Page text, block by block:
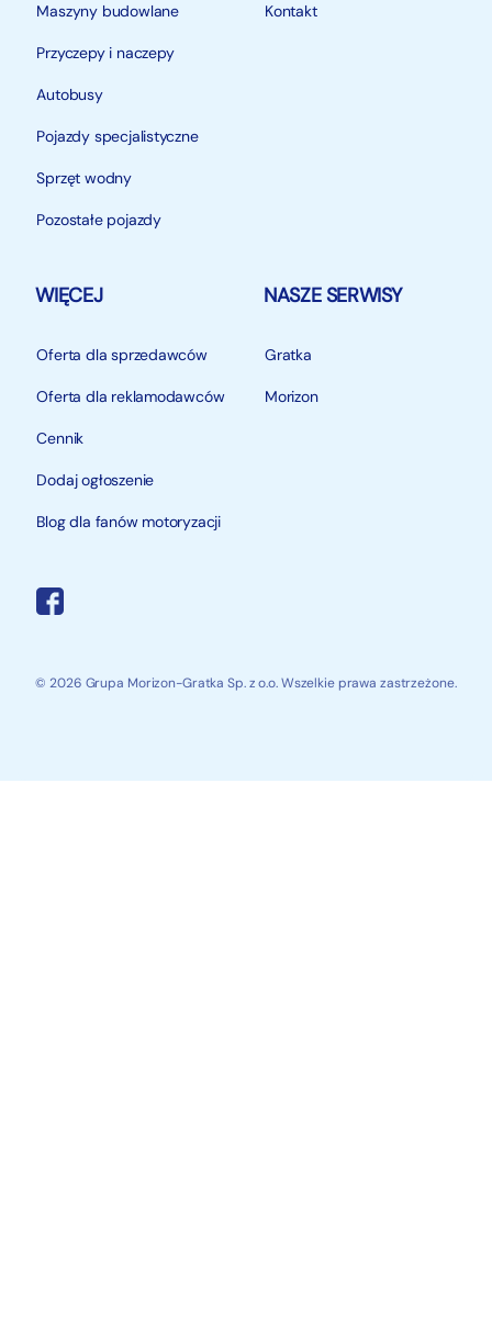
Maszyny budowlane
Przyczepy i naczepy
Autobusy
Pojazdy specjalistyczne
Sprzęt wodny
Pozostałe pojazdy
Kontakt
WIĘCEJ
Oferta dla sprzedawców
Oferta dla reklamodawców
Cennik
Dodaj ogłoszenie
Blog dla fanów motoryzacji
NASZE SERWISY
Gratka
Morizon
© 2026 Grupa Morizon-Gratka Sp. z o.o. Wszelkie prawa zastrzeżone.